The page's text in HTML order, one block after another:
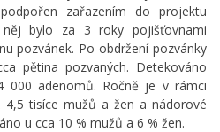
zařazením do projektu
bylo za 3 roky pojišťovnami
pozvánek. Po obdržení pozvánky
pětina pozvaných. Detekováno
000 adenomů. Ročně je v rámci
tisíce mužů a žen a nádorové
u cca 10 % mužů a 6 % žen.